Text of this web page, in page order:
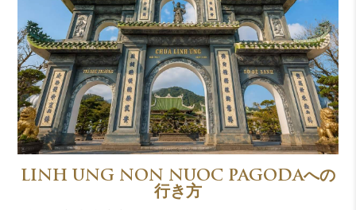
LINH UNG NON NUOC PAGODAへの
行き方